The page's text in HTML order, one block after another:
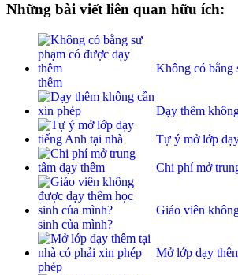
Những bài viết liên quan hữu ích:
Không có bằng
thêm
Dạy thêm
Tự ý mở lớp
Chi phí mở
Giáo viên
sinh của mình?
Mở lớp dạy
phép